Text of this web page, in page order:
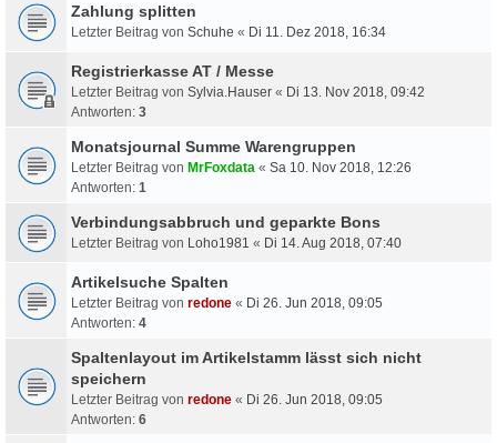
Zahlung splitten
Letzter Beitrag von Schuhe « Di 11. Dez 2018, 16:34
Registrierkasse AT / Messe
Letzter Beitrag von Sylvia.Hauser « Di 13. Nov 2018, 09:42
Antworten: 3
Monatsjournal Summe Warengruppen
Letzter Beitrag von MrFoxdata « Sa 10. Nov 2018, 12:26
Antworten: 1
Verbindungsabbruch und geparkte Bons
Letzter Beitrag von Loho1981 « Di 14. Aug 2018, 07:40
Artikelsuche Spalten
Letzter Beitrag von redone « Di 26. Jun 2018, 09:05
Antworten: 4
Spaltenlayout im Artikelstamm lässt sich nicht
speichern
Letzter Beitrag von redone « Di 26. Jun 2018, 09:05
Antworten: 6